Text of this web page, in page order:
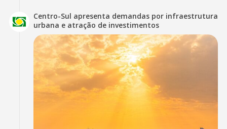
Centro-Sul apresenta demandas por infraestrutura
urbana e atração de investimentos